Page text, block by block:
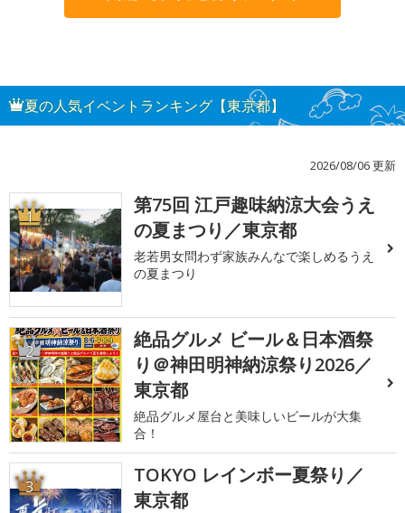
夏の人気イベントランキング【東京都】
2026/08/06 更新
1
第75回 江戸趣味納涼大会うえ
の夏まつり／東京都
老若男女問わず家族みんなで楽しめるうえ
の夏まつり
2
絶品グルメ ビール＆日本酒祭
り＠神田明神納涼祭り2026／
東京都
絶品グルメ屋台と美味しいビールが大集
合！
3
TOKYO レインボー夏祭り／
東京都